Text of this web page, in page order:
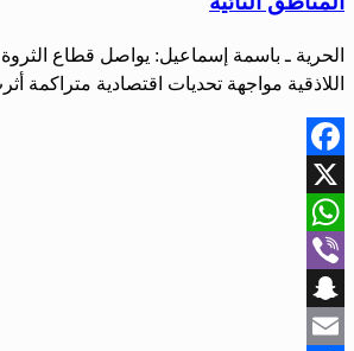
الحرية ـ باسمة إسماعيل: يواصل قطاع
اللاذقية مواجهة تحديات اقتصادية متراكمة
Facebook
X
WhatsApp
Viber
Snapchat